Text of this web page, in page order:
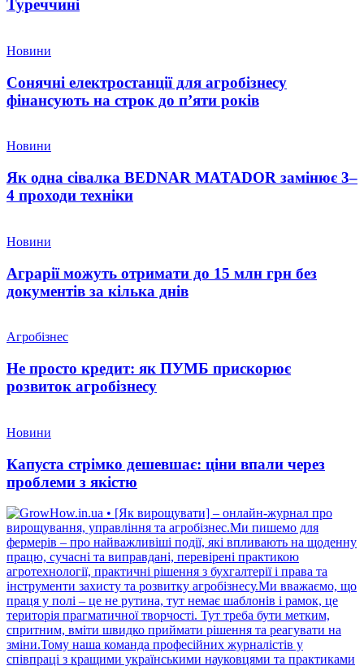
Туреччині
Новини
Сонячні електростанції для агробізнесу
фінансують на строк до п’яти років
Новини
Як одна сівалка BEDNAR MATADOR замінює 3–
4 проходи техніки
Новини
Аграрії можуть отримати до 15 млн грн без
документів за кілька днів
Агробізнес
Не просто кредит: як ПУМБ прискорює
розвиток агробізнесу
Новини
Капуста стрімко дешевшає: ціни впали через
проблеми з якістю